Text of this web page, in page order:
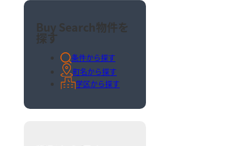
Buy Search物件を
探す
条件から探す
町名から探す
学区から探す